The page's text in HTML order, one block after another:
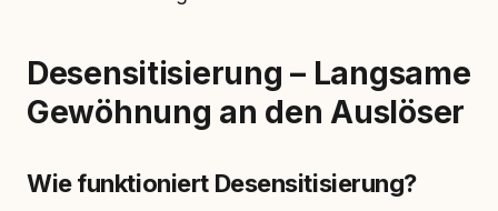
Desensitisierung – Langsame
Gewöhnung an den Auslöser
Wie funktioniert Desensitisierung?